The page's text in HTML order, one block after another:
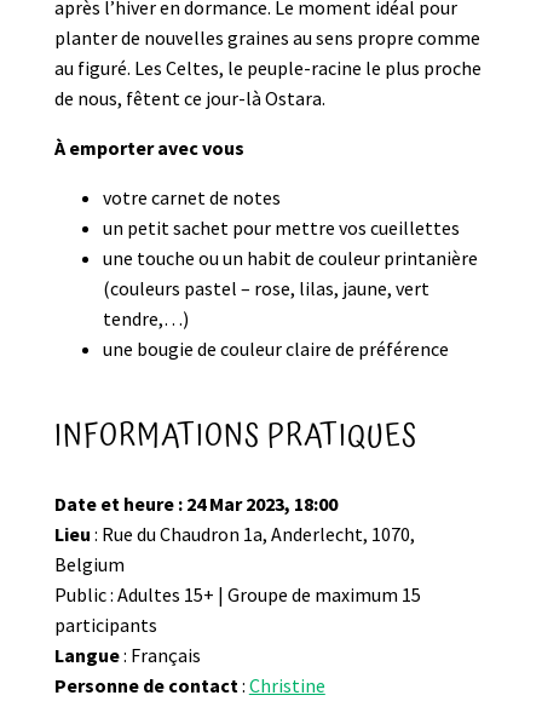
après l’hiver en dormance. Le moment idéal pour
planter de nouvelles graines au sens propre comme
au figuré. Les Celtes, le peuple-racine le plus proche
de nous, fêtent ce jour-là Ostara.
À emporter avec vous
votre carnet de notes
un petit sachet pour mettre vos cueillettes
une touche ou un habit de couleur printanière
(couleurs pastel – rose, lilas, jaune, vert
tendre,…)
une bougie de couleur claire de préférence
INFORMATIONS PRATIQUES
Date et heure : 24 Mar 2023, 18:00
Lieu : Rue du Chaudron 1a, Anderlecht, 1070,
Belgium
Public : Adultes 15+ | Groupe de maximum 15
participants
Langue: Français
Personne de contact: Christine